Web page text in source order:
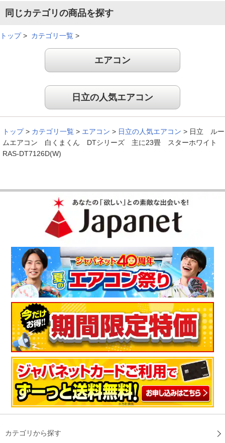
同じカテゴリの商品を探す
トップ> カテゴリ一覧 >
エアコン
日立の人気エアコン
トップ > カテゴリ一覧 > エアコン > 日立の人気エアコン > 日立 ルー
ムエアコン 白くまくん DTシリーズ 主に23畳 スターホワイト
RAS-DT7126D(W)
カテゴリから探す